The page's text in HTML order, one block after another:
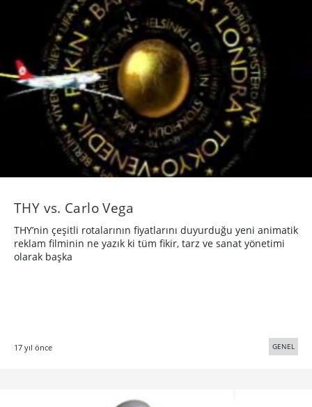
THY vs. Carlo Vega
THY’nin çeşitli rotalarının fiyatlarını duyurduğu yeni animatik
reklam filminin ne yazık ki tüm fikir, tarz ve sanat yönetimi
olarak başka
17 yıl önce GENEL